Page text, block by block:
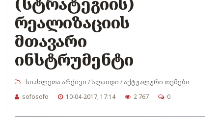
რეალიზაციის
მთავარი
ინსტრუმენტი
სიახლეთა არქივი /სლაიდი /აქტუალური თემები
sofosofo
10-04-2017, 17:14 2 767 0